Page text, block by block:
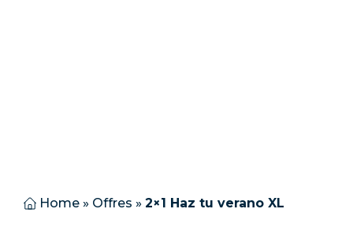
Home » Offres » 2×1 Haz tu verano XL